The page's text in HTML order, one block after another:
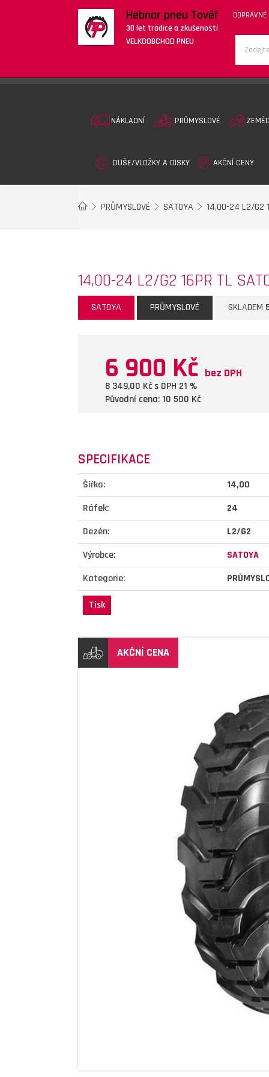
Hebnar pneu Tovéř
30 let tradice a zkušeností
VELKOOBCHOD PNEU
DOPRAVNÉ
NÁKLADNÍ PRŮMYSLOVÉ
DUŠE/VLOŽKY A DISKY AKČNÍ CENY
PRŮMYSLOVÉ SATOYA 14,00-24 L2/G2
14,00-24 L2/G2 16PR TL
SATOYA PRŮMYSLOVÉ SKLADEM
6 900 Kč bez DPH
8 349,00 Kč s DPH 21 %
Původní cena: 10 500 Kč
SPECIFIKACE
Šířka:
14,00
Ráfek:
24
Dezén:
L2/G2
Výrobce:
SATOYA
Kategorie:
Tisk
AKČNÍ CENA